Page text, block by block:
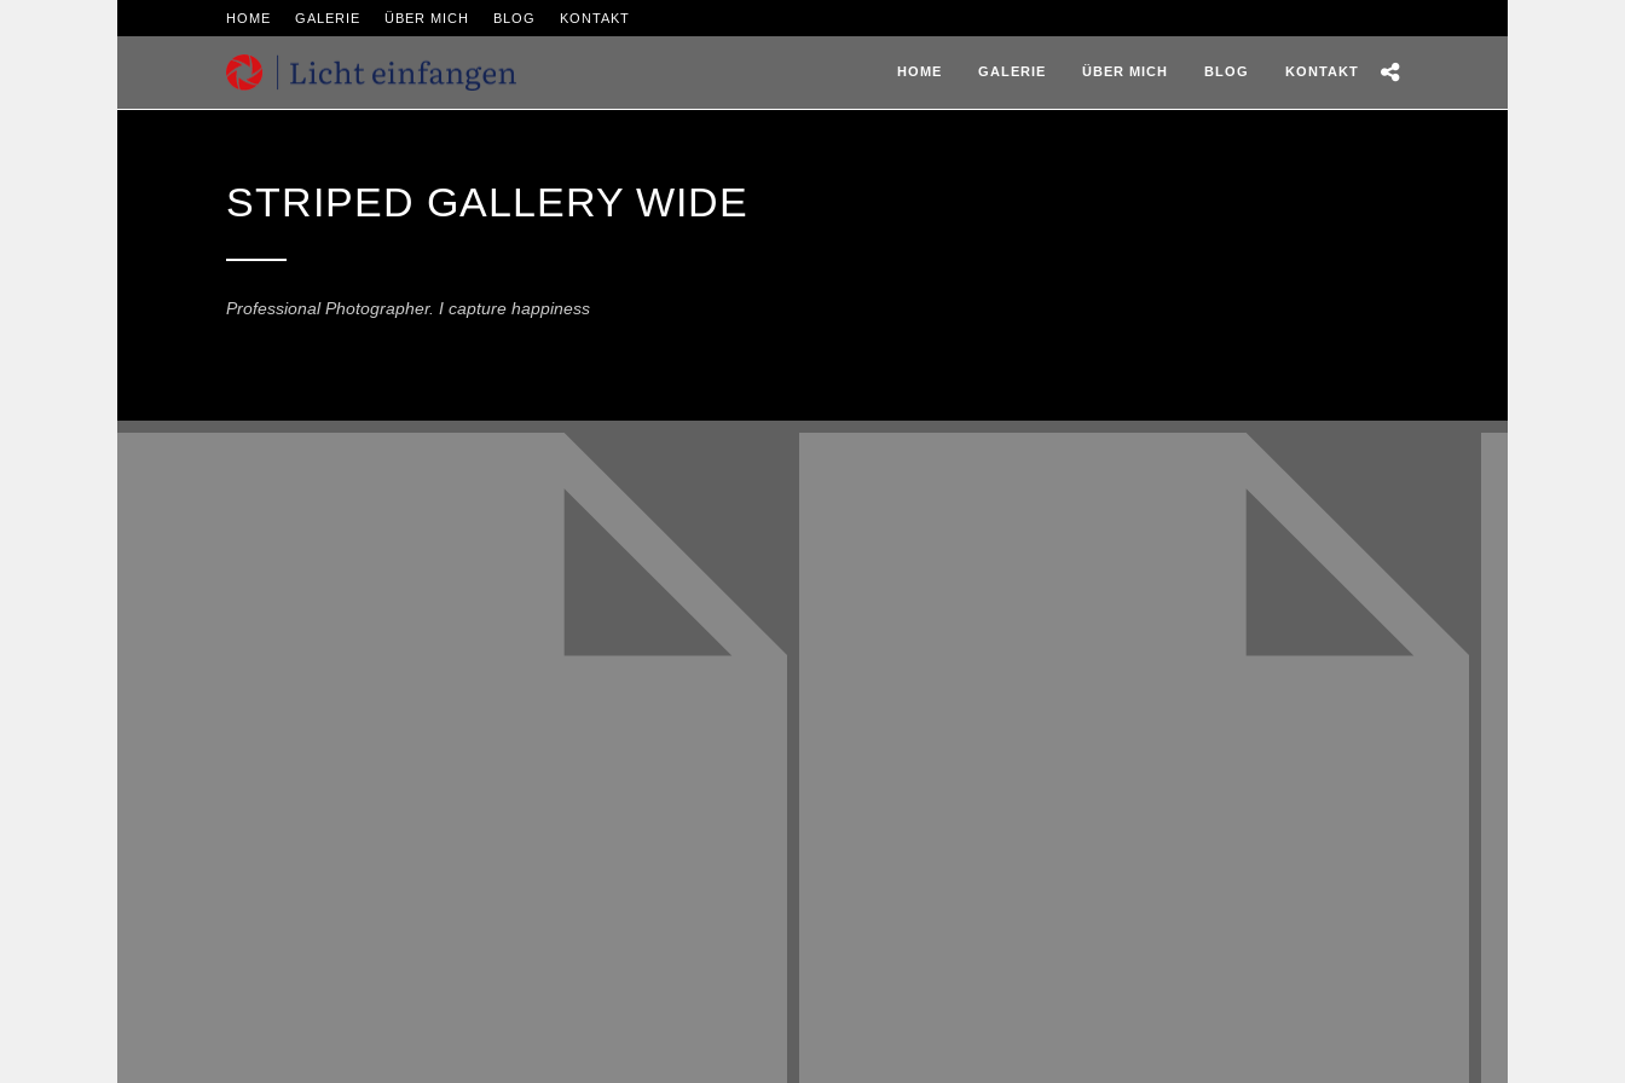
HOME GALERIE ÜBER MICH BLOG KONTAKT
HOME GALERIE ÜBER MICH BLOG KONTAKT
STRIPED GALLERY WIDE
Professional Photographer. I capture happiness